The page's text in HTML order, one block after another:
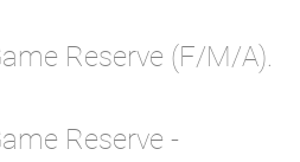
Reserve (F/M/A).
Reserve -